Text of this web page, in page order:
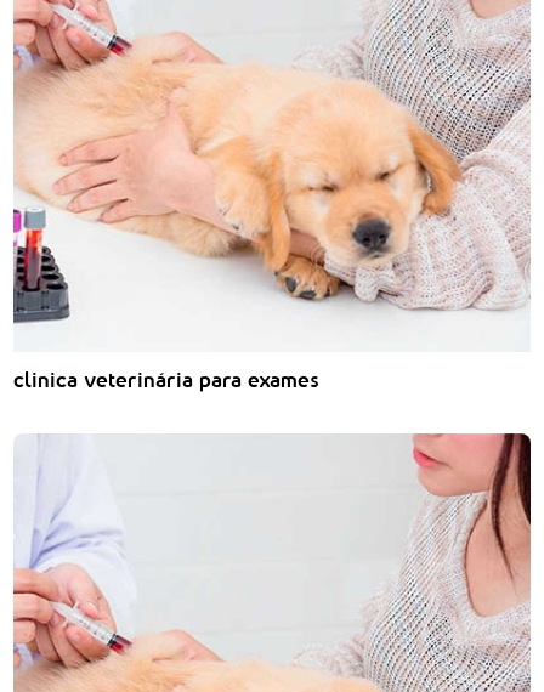
clinica veterinária para exames